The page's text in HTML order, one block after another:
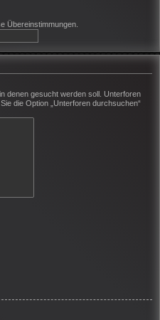
Übereinstimmungen.
denen gesucht werden soll. Unterforen
die Option „Unterforen durchsuchen“